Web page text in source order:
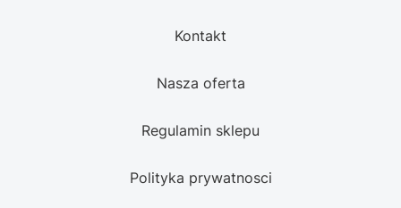
Kontakt
Nasza oferta
Regulamin sklepu
Polityka prywatnosci